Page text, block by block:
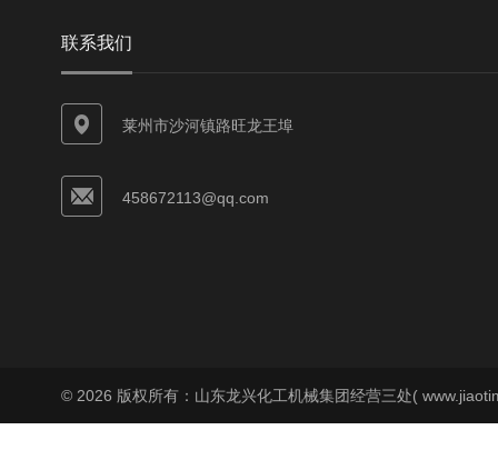
联系我们
莱州市沙河镇路旺龙王埠
458672113@qq.com
© 2026 版权所有：山东龙兴化工机械集团经营三处(